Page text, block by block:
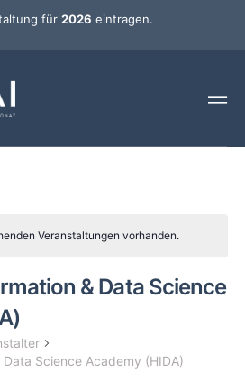
für 2026 eintragen.
Veranstaltungen vorhanden.
& Data Science
Science Academy (HIDA)